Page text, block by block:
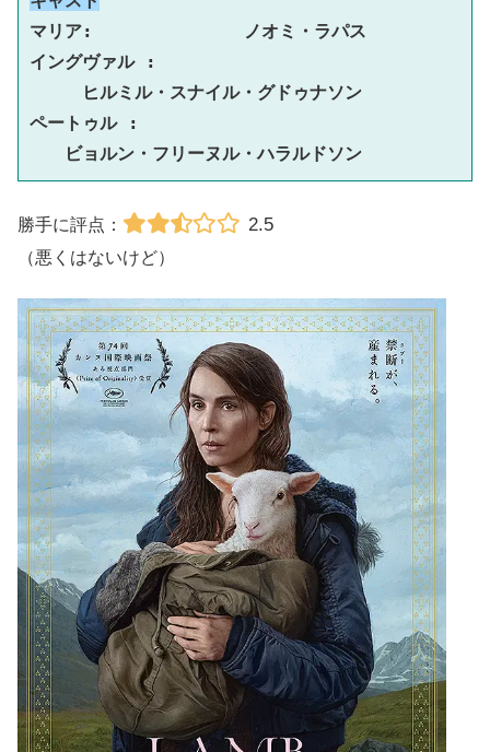
マリア: 　　　　　　　　ノオミ・ラパス
イングヴァル :
ヒルミル・スナイル・グドゥナソン
ペートゥル :
ビョルン・フリーヌル・ハラルドソン
勝手に評点： 2.5
（悪くはないけど）